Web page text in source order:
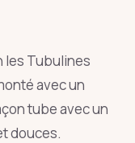
les Tubulines
avec un
tube avec un
douces.